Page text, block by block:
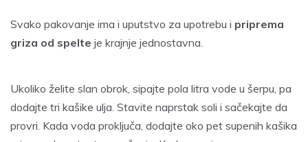
Svako pakovanje ima i uputstvo za upotrebu i priprema
griza od spelte je krajnje jednostavna.
Ukoliko želite slan obrok, sipajte pola litra vode u šerpu, pa
dodajte tri kašike ulja. Stavite naprstak soli i sačekajte da
provri. Kada voda proključa, dodajte oko pet supenih kašika